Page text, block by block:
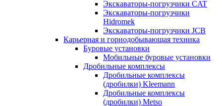
Экскаваторы-погрузчики CAT
Экскаваторы-погрузчики
Hidromek
Экскаваторы-погрузчики JCB
Карьерная и горнодобывающая техника
Буровые установки
Мобильные буровые установки
Дробильные комплексы
Дробильные комплексы
(дробилки) Kleemann
Дробильные комплексы
(дробилки) Metso